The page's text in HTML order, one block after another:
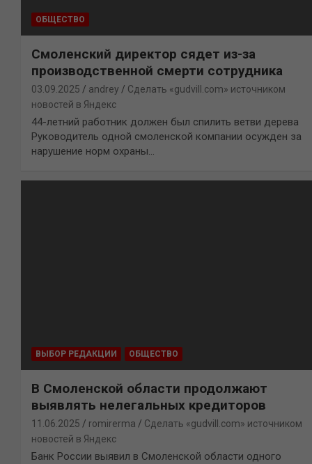
ОБЩЕСТВО
Смоленский директор сядет из-за
производственной смерти сотрудника
03.09.2025 andrey
Сделать «gudvill.com» источником
новостей в Яндекс
44-летний работник должен был спилить ветви дерева
Руководитель одной смоленской компании осужден за
нарушение норм охраны…
ВЫБОР РЕДАКЦИИ ОБЩЕСТВО
В Смоленской области продолжают
выявлять нелегальных кредиторов
11.06.2025 romirerma
Сделать «gudvill.com» источником
новостей в Яндекс
Банк России выявил в Смоленской области одного